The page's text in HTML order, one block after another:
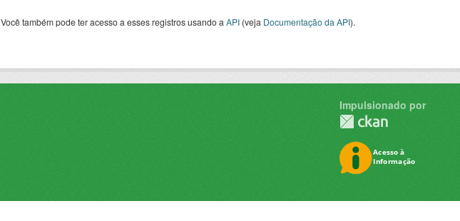
Você também pode ter acesso a esses registros usando a API(veja Documentação da API).
Impulsionado por